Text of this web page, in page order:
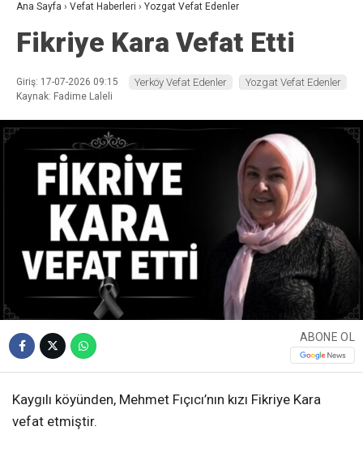
Ana Sayfa › Vefat Haberleri › Yozgat Vefat Edenler
Fikriye Kara Vefat Etti
Giriş: 17-07-2026 09:15
Kaynak: Fadime Laleli
Yerköy Vefat Edenler Yozgat Vefat Edenler
ABONE OL
Kaygılı köyünden, Mehmet Fıçıcı’nın kızı Fikriye Kara
vefat etmiştir.